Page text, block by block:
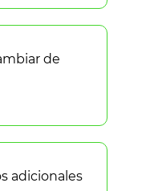
de
adicionales